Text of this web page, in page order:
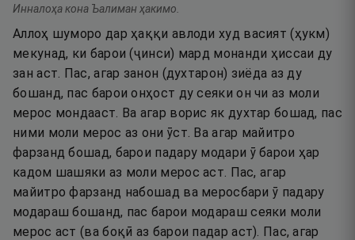
Инналоҳа кона Ъалиман ҳакимо.
Аллоҳ шуморо дар ҳаққи авлоди худ васият (ҳукм)
мекунад, ки барои (ҷинси) мард монанди ҳиссаи ду
зан аст. Пас, агар занон (духтарон) зиёда аз ду
бошанд, пас барои онҳост ду сеяки он чи аз моли
мерос мондааст. Ва агар ворис як духтар бошад, пас
ними моли мерос аз они ӯст. Ва агар майитро
фарзанд бошад, барои падару модари ӯ барои ҳар
кадом шашяки аз моли мерос аст. Пас, агар
майитро фарзанд набошад ва меросбари ӯ падару
модараш бошанд, пас барои модараш сеяки моли
мерос аст (ва боқӣ аз барои падар аст). Пас, агар